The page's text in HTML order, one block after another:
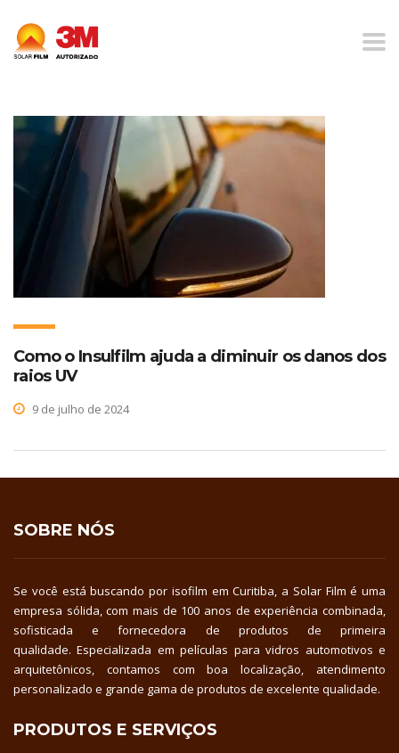
Home Blog
Como o Insulfilm ajuda a diminuir os danos dos
raios UV
9 de julho de 2024
SOBRE NÓS
Se você está buscando por isofilm em Curitiba, a Solar Film é uma
empresa sólida, com mais de 100 anos de experiência combinada,
sofisticada e fornecedora de produtos de primeira
qualidade. Especializada em películas para vidros automotivos e
arquitetônicos, contamos com boa localização, atendimento
personalizado e grande gama de produtos de excelente qualidade.
PRODUTOS E SERVIÇOS